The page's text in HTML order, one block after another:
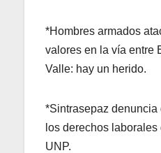
*Hombres armados
valores en la vía entre
Valle: hay un herido.
*Sintrasepaz
los derechos
UNP.